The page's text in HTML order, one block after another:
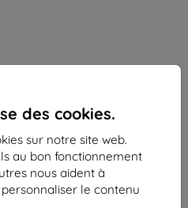
des cookies.
sur notre site web.
au bon fonctionnement
nous aident à
le contenu